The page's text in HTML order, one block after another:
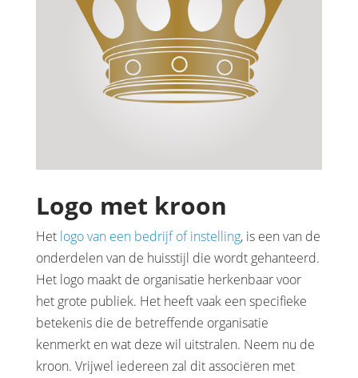
Logo met kroon
Het logo van een bedrijf of instelling, is een van de
onderdelen van de huisstijl die wordt gehanteerd.
Het logo maakt de organisatie herkenbaar voor
het grote publiek. Het heeft vaak een specifieke
betekenis die de betreffende organisatie
kenmerkt en wat deze wil uitstralen. Neem nu de
kroon. Vrijwel iedereen zal dit associëren met